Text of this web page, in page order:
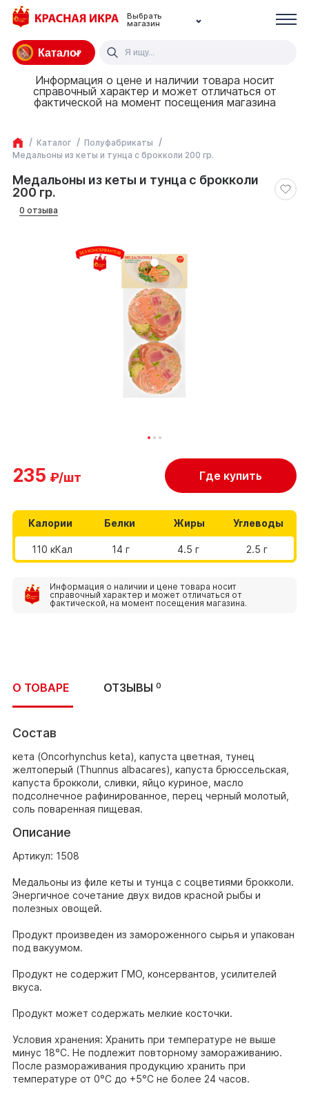
Выбрать
магазин
Каталог
Информация о цене и наличии товара носит
справочный характер и может отличаться от
фактической на момент посещения магазина
Каталог
Полуфабрикаты
Медальоны из кеты и тунца с брокколи 200 гр.
Медальоны из кеты и тунца с брокколи
200 гр.
0 отзыва
235 ₽/шт Где купить
Калории Белки Жиры Углеводы
110 кКал 14 г 4.5 г 2.5 г
Информация о наличии и цене товара носит
справочный характер и может отличаться от
фактической, на момент посещения магазина.
О ТОВАРЕ ОТЗЫВЫ 0
Состав
кета (Oncorhynchus keta), капуста цветная, тунец
желтоперый (Thunnus albacares), капуста брюссельская,
капуста брокколи, сливки, яйцо куриное, масло
подсолнечное рафинированное, перец черный молотый,
соль поваренная пищевая.
Описание
Артикул: 1508
Медальоны из филе кеты и тунца с соцветиями брокколи.
Энергичное сочетание двух видов красной рыбы и
полезных овощей.
Продукт произведен из замороженного сырья и упакован
под вакуумом.
Продукт не содержит ГМО, консервантов, усилителей
вкуса.
Продукт может содержать мелкие косточки.
Условия хранения: Хранить при температуре не выше
минус 18°С. Не подлежит повторному замораживанию.
После размораживания продукцию хранить при
температуре от 0°С до +5°С не более 24 часов.